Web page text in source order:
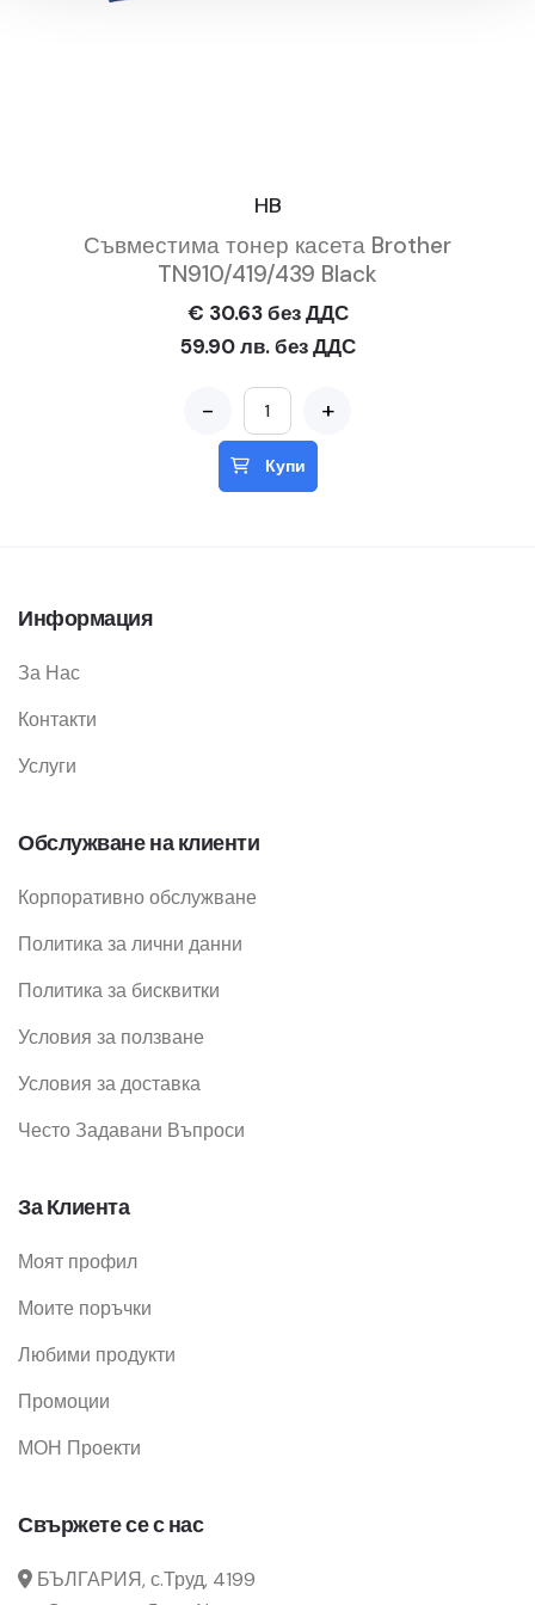
HB
Съвместима тонер касета Brother
TN910/419/439 Black
€ 30.63 без ДДС
59.90 лв. без ДДС
- +
Купи
Информация
За Нас
Контакти
Услуги
Обслужване на клиенти
Корпоративно обслужване
Политика за лични данни
Политика за бисквитки
Условия за ползване
Условия за доставка
Често Задавани Въпроси
За Клиента
Моят профил
Моите поръчки
Любими продукти
Промоции
МОН Проекти
Свържете се с нас
БЪЛГАРИЯ, с.Труд, 4199